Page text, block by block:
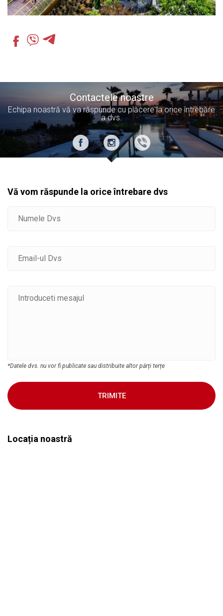
Contactele noastre
Echipa noastră vă va răspunde cu plăcere la orice întrebăre
a dvs.
Vă vom răspunde la orice întrebare dvs
*Datele dvs. nu vor fi publicate sau distribuite altor părți terțe
TRIMITE
Locația noastră